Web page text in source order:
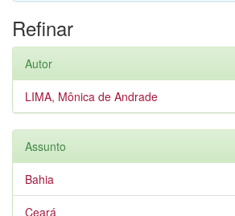
Refinar
Autor
LIMA, Mônica de Andrade
Assunto
Bahia
Ceará